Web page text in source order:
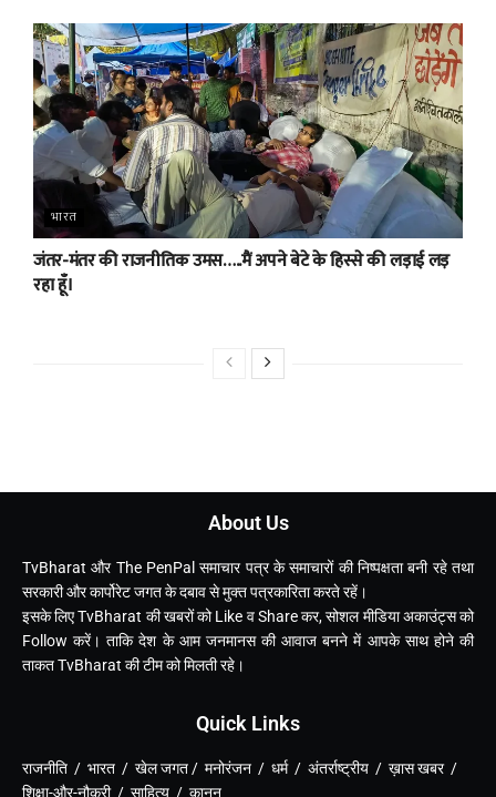
भारत
जंतर-मंतर की राजनीतिक उमस…..मैं अपने बेटे के हिस्से की लड़ाई लड़
रहा हूँ।
About Us
TvBharat और The PenPal समाचार पत्र के समाचारों की निष्पक्षता बनी रहे तथा
सरकारी और कार्पोरेट जगत के दबाव से मुक्त पत्रकारिता करते रहें।
इसके लिए TvBharat की खबरों को Like व Share कर, सोशल मीडिया अकाउंट्स को
Follow करें। ताकि देश के आम जनमानस की आवाज बनने में आपके साथ होने की
ताकत TvBharat की टीम को मिलती रहे।
Quick Links
राजनीति / भारत / खेल जगत / मनोरंजन / धर्म / अंतर्राष्ट्रीय / ख़ास खबर /
शिक्षा-और-नौकरी / साहित्य / कानून